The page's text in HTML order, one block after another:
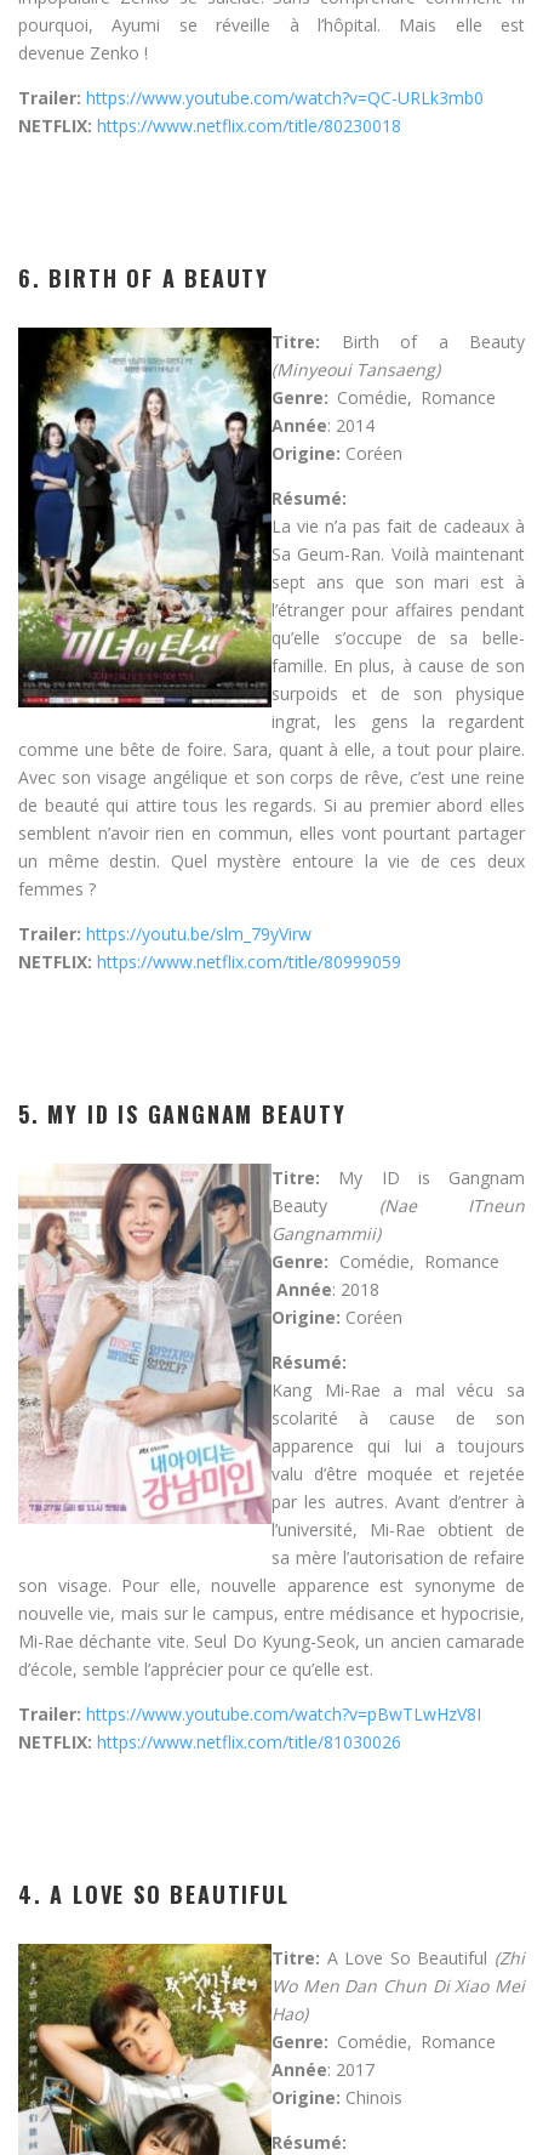
pourquoi, Ayumi se réveille à l’hôpital. Mais elle est
devenue Zenko !
Trailer: https://www.youtube.com/watch?v=QC-URLk3mb0
NETFLIX: https://www.netflix.com/title/80230018
6. BIRTH OF A BEAUTY
Titre: Birth of a Beauty
(Minyeoui Tansaeng)
Genre: Comédie, Romance
Année: 2014
Origine: Coréen
Résumé:
La vie n’a pas fait de cadeaux à
Sa Geum-Ran. Voilà maintenant
sept ans que son mari est à
l’étranger pour affaires pendant
qu’elle s’occupe de sa belle-
famille. En plus, à cause de son
surpoids et de son physique
ingrat, les gens la regardent
comme une bête de foire. Sara, quant à elle, a tout pour plaire.
Avec son visage angélique et son corps de rêve, c’est une reine
de beauté qui attire tous les regards. Si au premier abord elles
semblent n’avoir rien en commun, elles vont pourtant partager
un même destin. Quel mystère entoure la vie de ces deux
femmes ?
Trailer: https://youtu.be/slm_79yVirw
NETFLIX: https://www.netflix.com/title/80999059
5. MY ID IS GANGNAM BEAUTY
Titre: My ID is Gangnam
Beauty (Nae ITneun
Gangnammii)
Genre: Comédie, Romance
Année: 2018
Origine: Coréen
Résumé:
Kang Mi-Rae a mal vécu sa
scolarité à cause de son
apparence qui lui a toujours
valu d’être moquée et rejetée
par les autres. Avant d’entrer à
l’université, Mi-Rae obtient de
sa mère l’autorisation de refaire
son visage. Pour elle, nouvelle apparence est synonyme de
nouvelle vie, mais sur le campus, entre médisance et hypocrisie,
Mi-Rae déchante vite. Seul Do Kyung-Seok, un ancien camarade
d’école, semble l’apprécier pour ce qu’elle est.
Trailer: https://www.youtube.com/watch?v=pBwTLwHzV8I
NETFLIX: https://www.netflix.com/title/81030026
4. A LOVE SO BEAUTIFUL
Titre: A Love So Beautiful (Zhi
Wo Men Dan Chun Di Xiao Mei
Hao)
Genre: Comédie, Romance
Année: 2017
Origine: Chinois
Résumé: